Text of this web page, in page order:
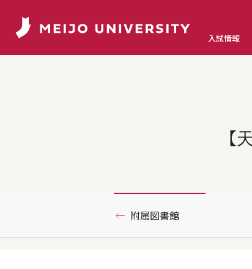
入試情報
【
附属図書館